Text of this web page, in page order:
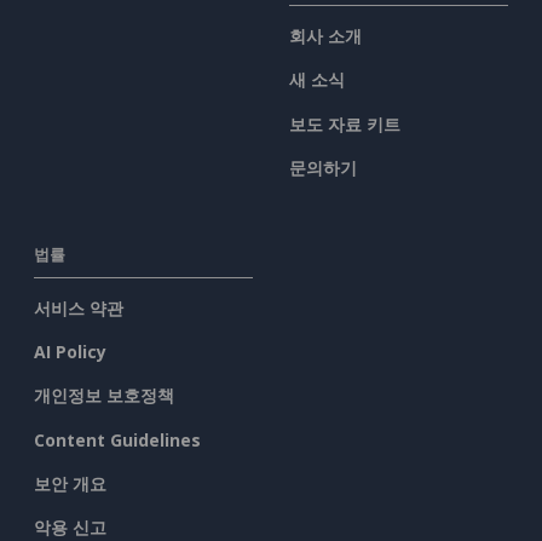
회사 소개
새 소식
보도 자료 키트
문의하기
법률
서비스 약관
AI Policy
개인정보 보호정책
Content Guidelines
보안 개요
악용 신고